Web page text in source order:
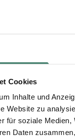
Cookies
Inhalte und
Website zu
für soziale
Daten